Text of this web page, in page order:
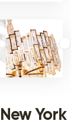
York